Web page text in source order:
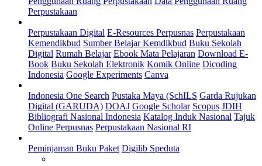
Perpustakaan
Perpustakaan Digital E-Resources Perpusnas Perpustakaan
Kemendikbud Sumber Belajar Kemdikbud Buku Sekolah
Digital Rumah Belajar Ebook Mata Pelajaran Download E-
Book Buku Sekolah Elektronik Komik Online Dicoding
Indonesia Google Experiments Canva
Indonesia One Search Pustaka Maya (SchILS Garda Rujukan
Digital (GARUDA) DOAJ Google Scholar Scopus JDIH
Bibliografi Nasional Indonesia Katalog Induk Nasional Tajuk
Online Perpusnas Perpustakaan Nasional RI
Peminjaman Buku Paket Digilib Speduta